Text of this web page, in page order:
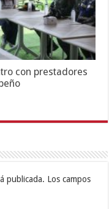
con prestadores
publicada. Los campos